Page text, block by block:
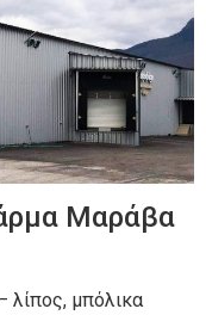
Μαράβα
λίπος, μπόλικα